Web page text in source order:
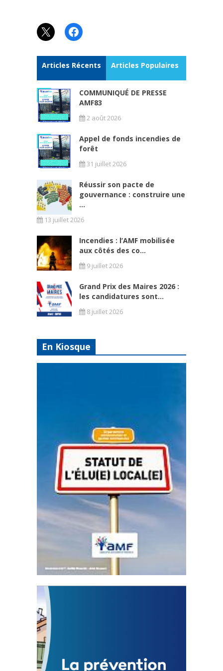
X Facebook
Articles Récents Articles Populaires
COMMUNIQUÉ DE PRESSE
AMF83
2 août 2026
Appel de fonds incendies de
forêt
31 juillet 2026
Réussir son pacte de
gouvernance : construire une
...
13 juillet 2026
Incendies : l’AMF mobilisée
aux côtés des co...
9 juillet 2026
Grand Prix des Maires 2026 :
les candidatures sont...
8 juillet 2026
En Kiosque
Statut de l’élu local
3 avril 2024
Mise à jour avril 2024
FEUILLETER